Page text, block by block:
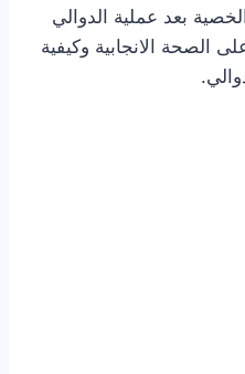
بعد عملية الدوالي
الصحة الانجابية وكيفية